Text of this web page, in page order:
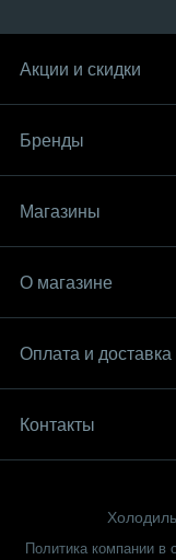
Акции и скидки
Бренды
Магазины
О магазине
Оплата и доставка
Контакты
Политика компании в